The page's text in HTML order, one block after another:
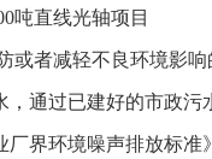
吨直线光轴项目
或者减轻不良环境影
，通过已建好的市政
厂界环境噪声排放标准